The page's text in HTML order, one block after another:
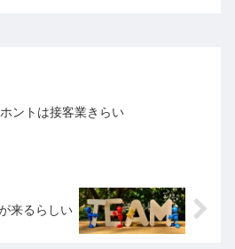
ホントは接客業きらい
来るらしい